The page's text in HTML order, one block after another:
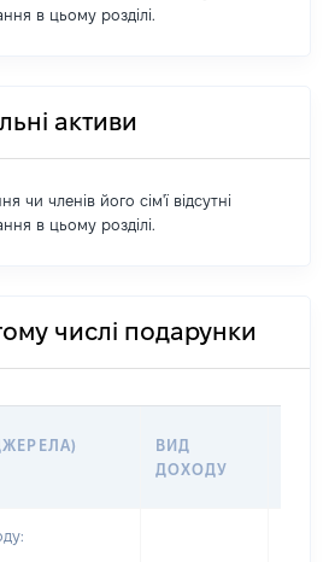
в цьому розділі.
активи
чи членів його сім'ї відсутні
в цьому розділі.
числі подарунки
ВИД
ДОХОДУ